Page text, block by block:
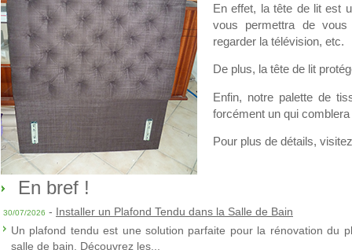
En effet, la tête de lit est
vous permettra de vous
regarder la télévision, etc.
De plus, la tête de lit
Enfin, notre palette de
forcément un qui
Pour plus de détails,
En bref !
30/07/2026 - Installer un Plafond Tendu dans la Salle de Bain
Un plafond tendu est une solution parfaite pour la rénovation du
salle de bain. Découvrez les...